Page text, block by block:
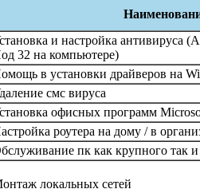
и настройка антивируса
32 на компьютере)
в установки драйверов на
смс вируса
офисных программ
роутера на дому / в
пк как крупного так и
локальных сетей